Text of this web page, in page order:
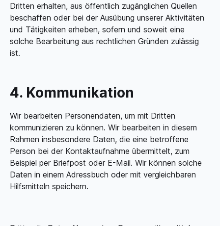
Dritten erhalten, aus öffentlich zugänglichen Quellen
beschaffen oder bei der Ausübung unserer Aktivitäten
und Tätigkeiten erheben, sofern und soweit eine
solche Bearbeitung aus rechtlichen Gründen zulässig
ist.
4. Kommunikation
Wir bearbeiten Personendaten, um mit Dritten
kommunizieren zu können. Wir bearbeiten in diesem
Rahmen insbesondere Daten, die eine betroffene
Person bei der Kontaktaufnahme übermittelt, zum
Beispiel per Briefpost oder E-Mail. Wir können solche
Daten in einem Adressbuch oder mit vergleichbaren
Hilfsmitteln speichern.